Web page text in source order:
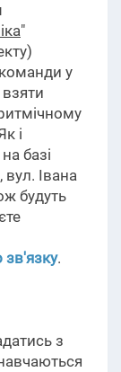
"
команди у
взяти
і
базі
вул. Івана
будуть
.
з